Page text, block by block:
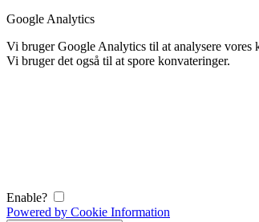
Google Analytics
Vi bruger Google Analytics til at analysere vores
Vi bruger det også til at spore konvateringer.
Enable?
Powered by Cookie Information